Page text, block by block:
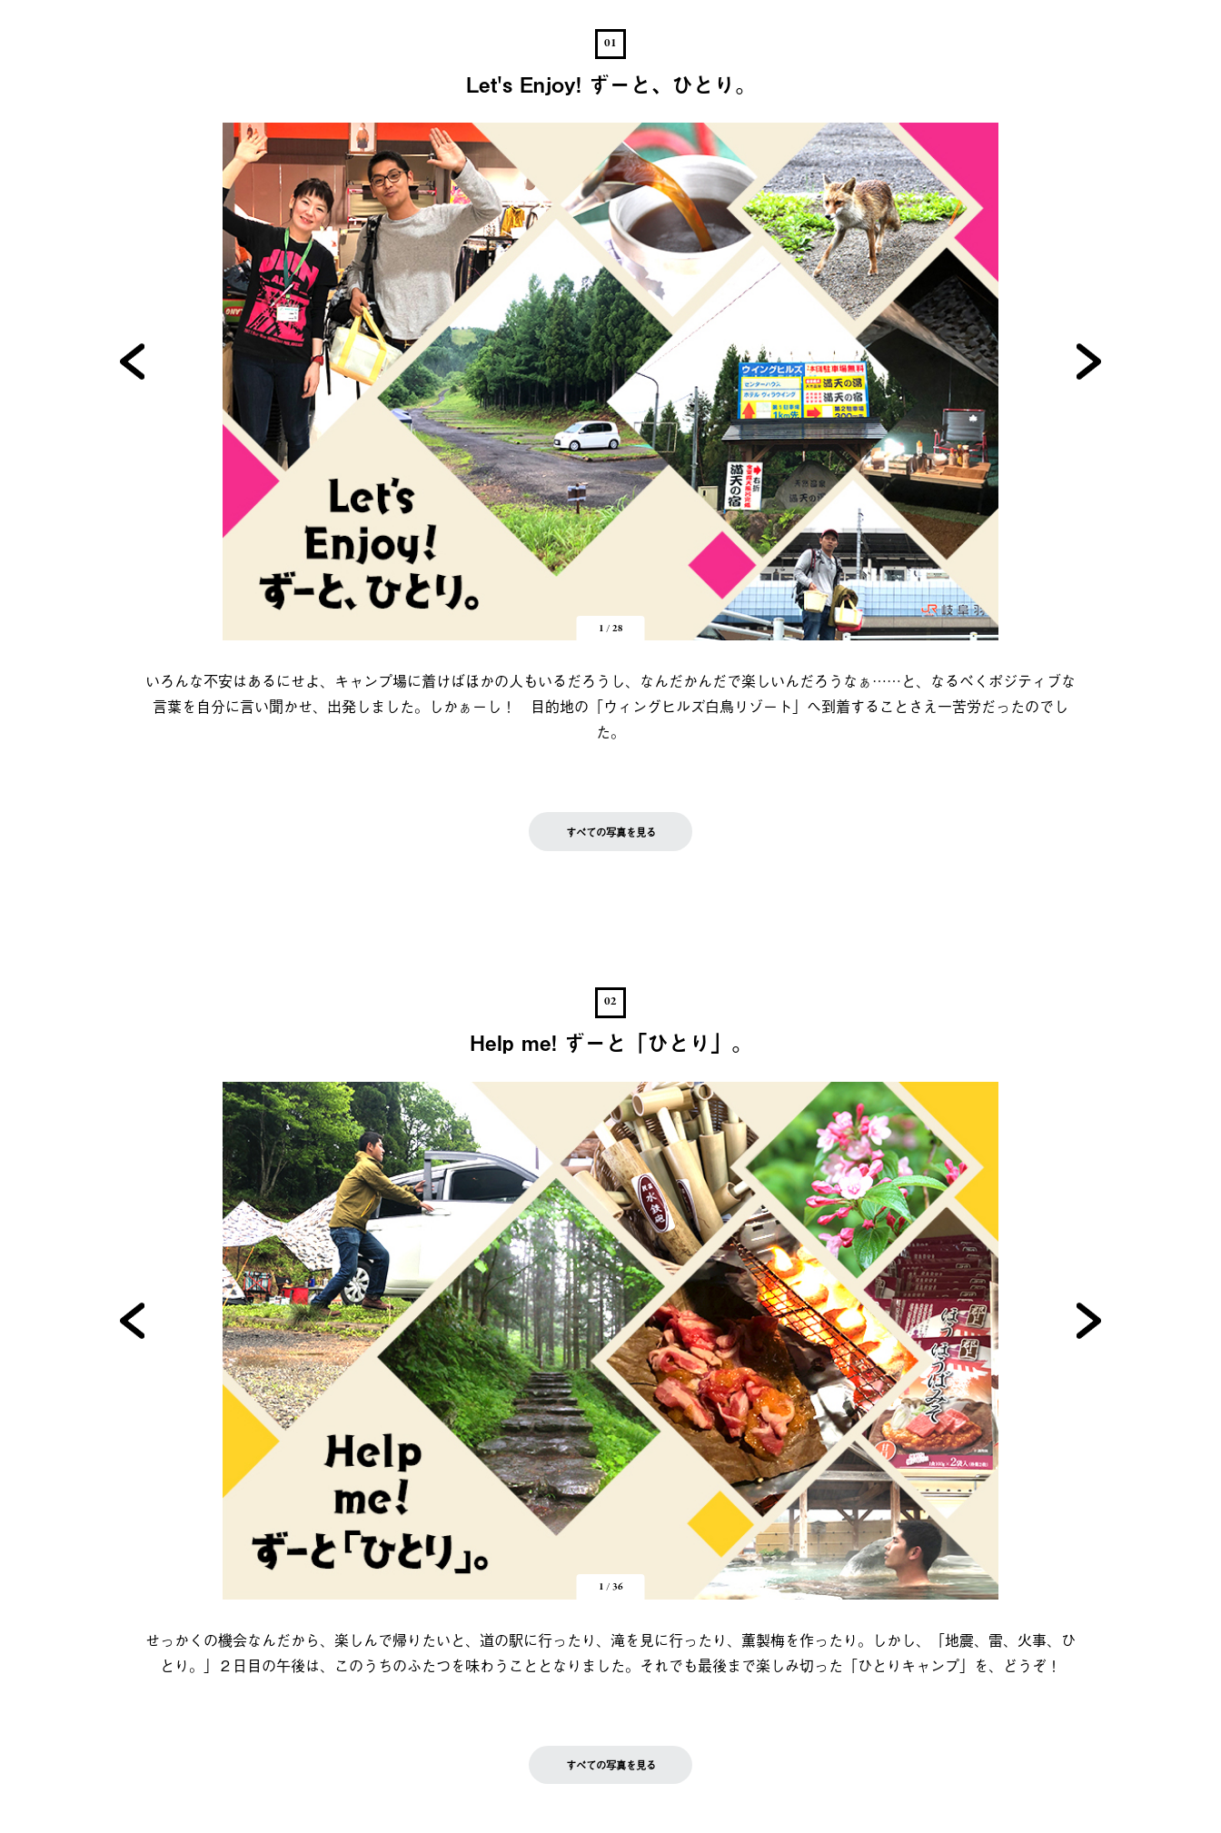
01
Let's Enjoy! ずーと、ひとり。
1/28
いろんな不安はあるにせよ、キャンプ場に着けばほかの人もいるだろうし、なんだかんだで楽しいんだろうなぁ……と、なるべくポジティブな
言葉を自分に言い聞かせ、出発しました。しかぁーし！ 目的地の「ウィングヒルズ白鳥リゾート」へ到着することさえ一苦労だったのでし
た。
すべての写真を見る
02
Help me! ずーと「ひとり」。
1/36
せっかくの機会なんだから、楽しんで帰りたいと、道の駅に行ったり、滝を見に行ったり、薫製梅を作ったり。しかし、「地震、雷、火事、ひ
とり。」２日目の午後は、このうちのふたつを味わうこととなりました。それでも最後まで楽しみ切った「ひとりキャンプ」を、どうぞ！
すべての写真を見る